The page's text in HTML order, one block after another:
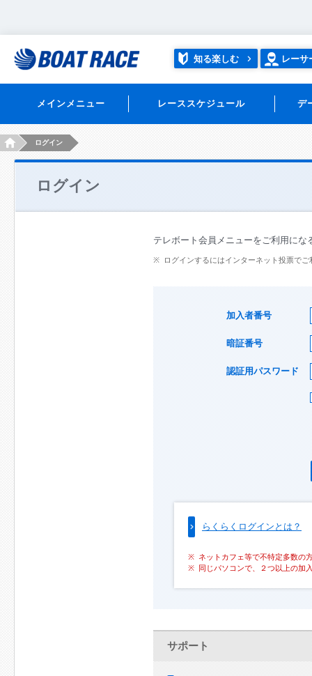
知る楽しむ レーサ
メインメニュー レーススケジュール デ
HOMEログイン
ログイン
テレボート会員メニューをご利用にな
ログインするにはインターネット投票で
加入者番号
暗証番号
認証用パスワード
らくらくログインとは？
ネットカフェ等で不特定多数の
同じパソコンで、２つ以上の加
サポート